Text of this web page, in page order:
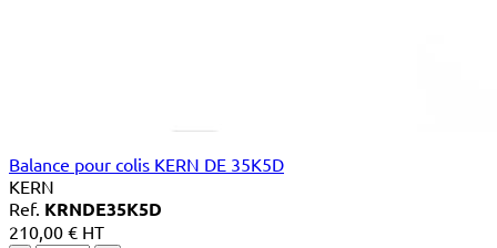
Balance pour colis KERN DE 35K5D
KERN
Ref. KRNDE35K5D
210,00 € HT